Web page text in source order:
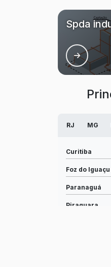
Spda
RJ MG
Curitiba
Foz do Iguaçu
Paranaguá
Piraquara